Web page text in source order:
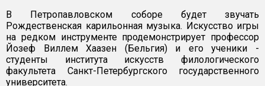
В Петропавловском соборе будет звучать
Рождественская карильонная музыка. Искусство игры
на редком инструменте продемонстрирует профессор
Йозеф Виллем Хаазен (Бельгия) и его ученики -
студенты института искусств филологического
факультета Санкт-Петербургского государственного
университета.